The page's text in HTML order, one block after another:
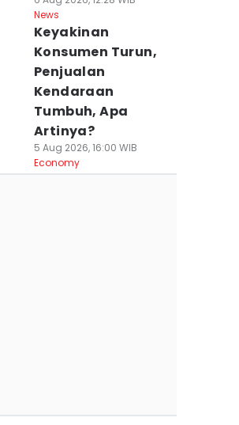
News
Keyakinan
Konsumen Turun,
Penjualan
Kendaraan
Tumbuh, Apa
Artinya?
5 Aug 2026, 16:00 WIB
Economy